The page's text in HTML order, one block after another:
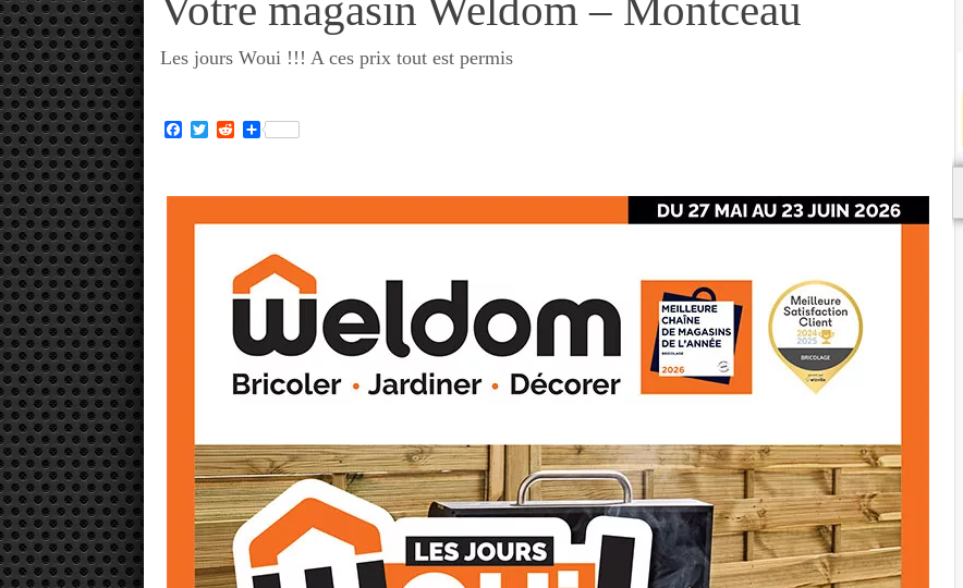
Les jours Woui !!! A ces prix tout est permis
Facebook
TwitterRedditPartager